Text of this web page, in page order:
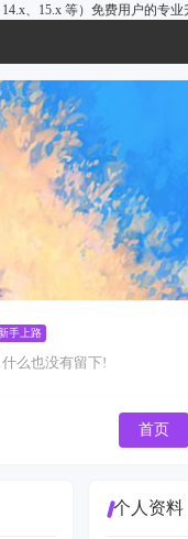
、15.x 等）免费用户的专业
手上路
么也没有留下!
首页
个人资料